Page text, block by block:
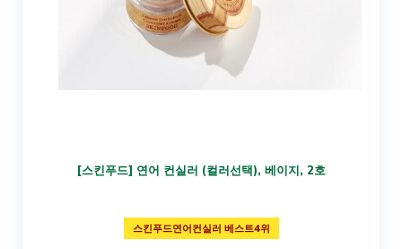
[스킨푸드] 연어 컨실러 (컬러선택), 베이지, 2호
스킨푸드연어컨실러 베스트4위